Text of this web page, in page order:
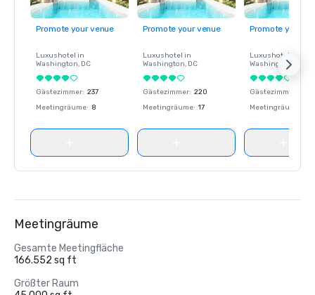
Promote your venue
Luxushotel in
Washington, DC
Gästezimmer: 237
Meetingräume: 8
Promote your venue
Luxushotel in
Washington, DC
Gästezimmer: 220
Meetingräume: 17
Promote your
Luxushotel in
Washington
Gästezimmer
Meetingräume
Meetingräume
Gesamte Meetingfläche
166.552 sq ft
Größter Raum